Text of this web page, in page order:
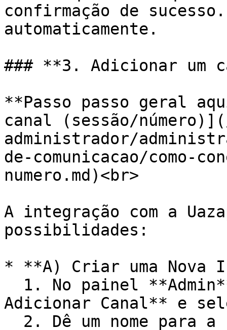
confirmação de
automaticamente.
### **3. Adicionar um
**Passo passo geral
canal (sessão/
administrador/
de-comunicacao/como-
numero.md)<br>
A integração com a
possibilidades:
* **A) Criar uma Nova
Adicionar Canal** e